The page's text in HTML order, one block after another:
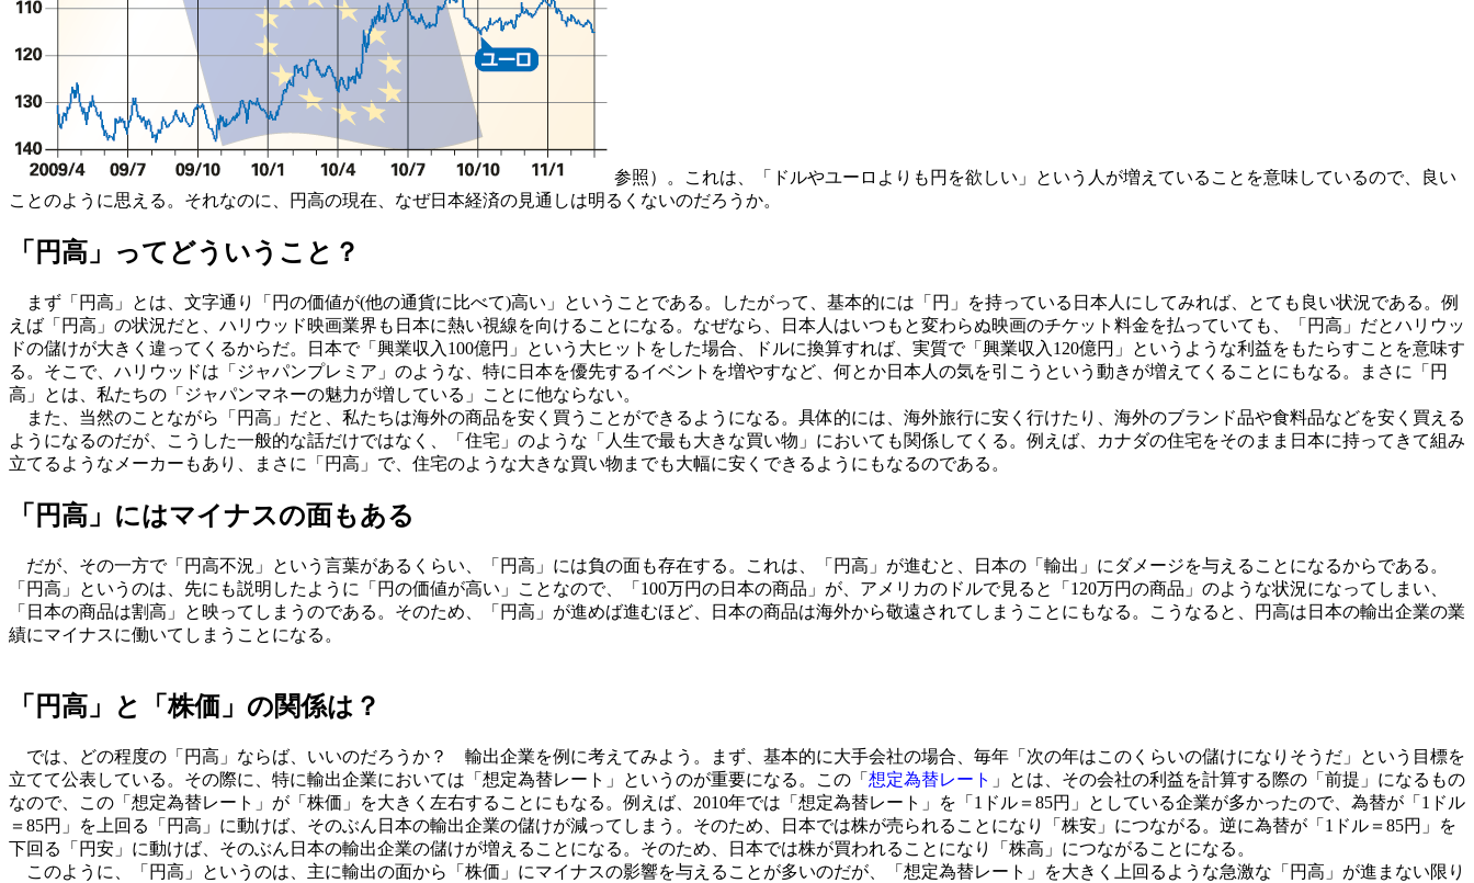
参照）。これは、「ドルやユーロよりも円を欲しい」という人が増えていることを意味しているので、良い
ことのように思える。それなのに、円高の現在、なぜ日本経済の見通しは明るくないのだろうか。
「円高」ってどういうこと？
まず「円高」とは、文字通り「円の価値が(他の通貨に比べて)高い」ということである。したがって、基本的には「円」を持っている日本人にしてみれば、とても良い状況である。例
えば「円高」の状況だと、ハリウッド映画業界も日本に熱い視線を向けることになる。なぜなら、日本人はいつもと変わらぬ映画のチケット料金を払っていても、「円高」だとハリウッ
ドの儲けが大きく違ってくるからだ。日本で「興業収入100億円」という大ヒットをした場合、ドルに換算すれば、実質で「興業収入120億円」というような利益をもたらすことを意味す
る。そこで、ハリウッドは「ジャパンプレミア」のような、特に日本を優先するイベントを増やすなど、何とか日本人の気を引こうという動きが増えてくることにもなる。まさに「円
高」とは、私たちの「ジャパンマネーの魅力が増している」ことに他ならない。
また、当然のことながら「円高」だと、私たちは海外の商品を安く買うことができるようになる。具体的には、海外旅行に安く行けたり、海外のブランド品や食料品などを安く買える
ようになるのだが、こうした一般的な話だけではなく、「住宅」のような「人生で最も大きな買い物」においても関係してくる。例えば、カナダの住宅をそのまま日本に持ってきて組み
立てるようなメーカーもあり、まさに「円高」で、住宅のような大きな買い物までも大幅に安くできるようにもなるのである。
「円高」にはマイナスの面もある
だが、その一方で「円高不況」という言葉があるくらい、「円高」には負の面も存在する。これは、「円高」が進むと、日本の「輸出」にダメージを与えることになるからである。
「円高」というのは、先にも説明したように「円の価値が高い」ことなので、「100万円の日本の商品」が、アメリカのドルで見ると「120万円の商品」のような状況になってしまい、
「日本の商品は割高」と映ってしまうのである。そのため、「円高」が進めば進むほど、日本の商品は海外から敬遠されてしまうことにもなる。こうなると、円高は日本の輸出企業の業
績にマイナスに働いてしまうことになる。
「円高」と「株価」の関係は？
では、どの程度の「円高」ならば、いいのだろうか？ 輸出企業を例に考えてみよう。まず、基本的に大手会社の場合、毎年「次の年はこのくらいの儲けになりそうだ」という目標を
立てて公表している。その際に、特に輸出企業においては「想定為替レート」というのが重要になる。この「 想定為替レート 」とは、その会社の利益を計算する際の「前提」になるもの
なので、この「想定為替レート」が「株価」を大きく左右することにもなる。例えば、2010年では「想定為替レート」を「1ドル＝85円」としている企業が多かったので、為替が「1ドル
＝85円」を上回る「円高」に動けば、そのぶん日本の輸出企業の儲けが減ってしまう。そのため、日本では株が売られることになり「株安」につながる。逆に為替が「1ドル＝85円」を
下回る「円安」に動けば、そのぶん日本の輸出企業の儲けが増えることになる。そのため、日本では株が買われることになり「株高」につながることになる。
このように、「円高」というのは、主に輸出の面から「株価」にマイナスの影響を与えることが多いのだが、「想定為替レート」を大きく上回るような急激な「円高」が進まない限り